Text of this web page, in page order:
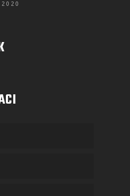
2020